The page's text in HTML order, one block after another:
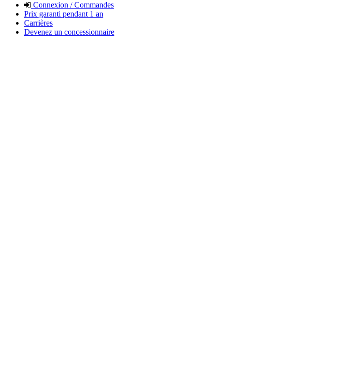
Connexion / Commandes
Prix garanti pendant 1 an
Carrières
Devenez un concessionnaire